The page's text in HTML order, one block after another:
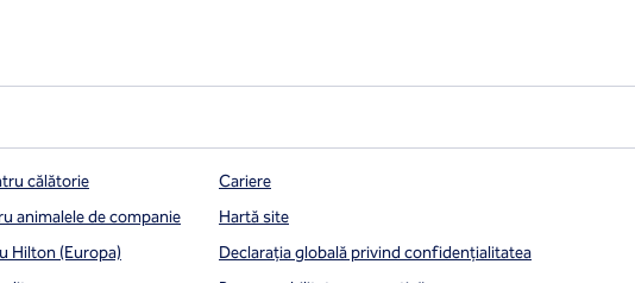
călătorie
animalele de companie
Hilton (Europa)
Cariere
Hartă site
Declarația globală privind confidenţialitatea